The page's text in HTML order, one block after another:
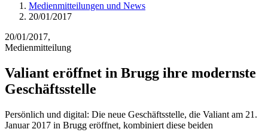
Medienmitteilungen und News
20/01/2017
20/01/2017,
Medienmitteilung
Valiant eröffnet in Brugg ihre modernste
Geschäftsstelle
Persönlich und digital: Die neue Geschäftsstelle, die Valiant am 21.
Januar 2017 in Brugg eröffnet, kombiniert diese beiden